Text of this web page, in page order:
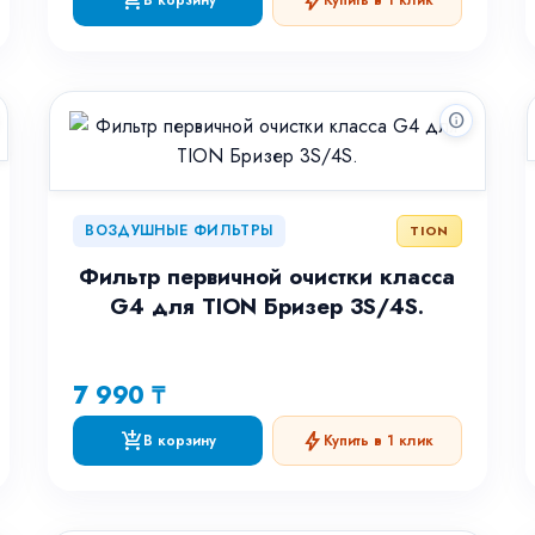
info
ВОЗДУШНЫЕ ФИЛЬТРЫ TION
Фильтр первичной очистки класса
G4 для TION Бризер 3S/4S.
7 990 ₸
add_shopping_cartВ корзину bolt Купить в 1 клик